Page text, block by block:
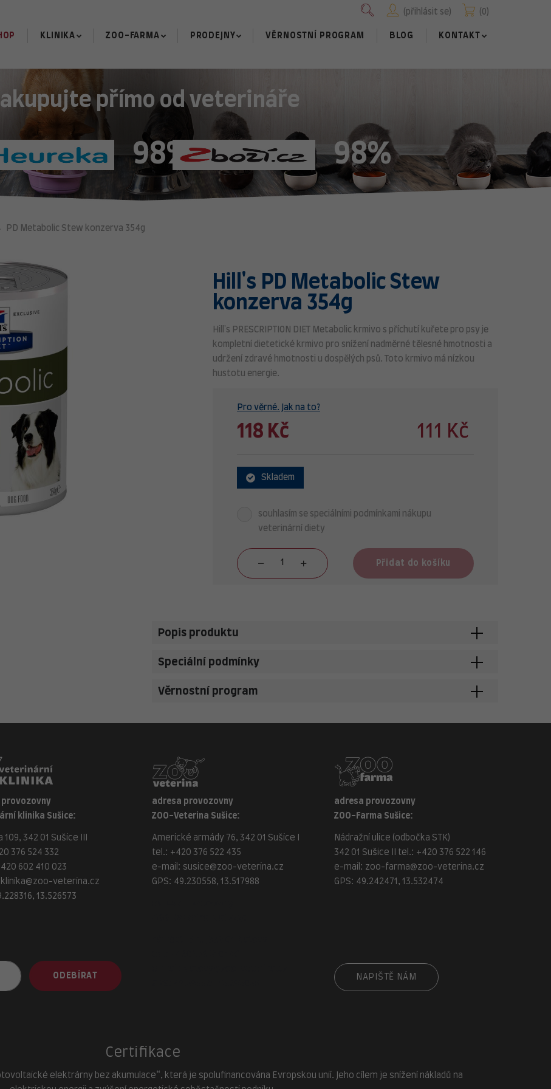
0
přihlásit se
KLINIKA ZOO-FARMA PRODEJNY VĚRNOSTNÍ PROGRAM BLOG KONTAKT
přímo od veterináře
98% 98%
PD Metabolic Stew konzerva 354g
Hill's PD Metabolic Stew
konzerva 354g
Hill's PRESCRIPTION DIET
Metabolic krmivo s příchutí kuřete pro psy je
kompletní dietetické krmivo pro snížení nadměrné tělesné hmotnosti a
udržení zdravé hmotnosti u dospělých psů. Toto krmivo má nízkou
hustotu energie.
Pro věrné. Jak na to?
118 Kč 111 Kč
Skladem
souhlasím se speciálními podmínkami nákupu
veterinární diety
Přidat do košíku
Popis produktu
Speciální podmínky
Věrnostní program
provozovny
klinika Sušice:
109, 342 01 Sušice III
376 524 332
602 410 023
klinika@zoo-veterina.cz
13.526573
ODEBÍRAT
adresa provozovny
ZOO-Veterina Sušice:
Americké armády 76, 342 01 Sušice I
tel.: +420 376 522 435
e-mail: susice@zoo-veterina.cz
GPS: 49.230558, 13.517988
adresa provozovny
ZOO-Farma Sušice:
Nádražní ulice (odbočka STK)
342 01 Sušice II tel.: +420 376 522 146
e-mail: zoo-farma@zoo-veterina.cz
GPS: 49.242471, 13.532474
NAPIŠTĚ NÁM
Certifikace
elektrárny bez akumulace“, která je spolufinancována Evropskou unií. Jeho cílem je snížení nákladů na